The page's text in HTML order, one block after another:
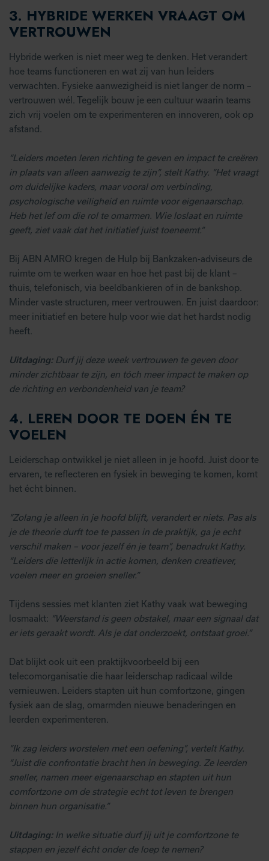
3. HYBRIDE WERKEN VRAAGT OM
VERTROUWEN
Hybride werken is niet meer weg te denken. Het verandert
hoe teams functioneren en wat zij van hun leiders
verwachten. Fysieke aanwezigheid is niet langer de norm –
vertrouwen wél. Tegelijk bouw je een cultuur waarin teams
zich vrij voelen om te experimenteren en innoveren, ook op
afstand.
“Leiders moeten leren richting te geven en impact te creëren
in plaats van alleen aanwezig te zijn”, stelt Kathy. “Het vraagt
om duidelijke kaders, maar vooral om verbinding,
psychologische veiligheid en ruimte voor eigenaarschap.
Heb het lef om die rol te omarmen. Wie loslaat en ruimte
geeft, ziet vaak dat het initiatief juist toeneemt.”
Bij ABN AMRO kregen de Hulp bij Bankzaken-adviseurs de
ruimte om te werken waar en hoe het past bij de klant –
thuis, telefonisch, via beeldbankieren of in de bankshop.
Minder vaste structuren, meer vertrouwen. En juist daardoor:
meer initiatief en betere hulp voor wie dat het hardst nodig
heeft.
Uitdaging: Durf jij deze week vertrouwen te geven door
minder zichtbaar te zijn, en tóch meer impact te maken op
de richting en verbondenheid van je team?
4. LEREN DOOR TE DOEN ÉN TE
VOELEN
Leiderschap ontwikkel je niet alleen in je hoofd. Juist door te
ervaren, te reflecteren en fysiek in beweging te komen, komt
het écht binnen.
“Zolang je alleen in je hoofd blijft, verandert er niets. Pas als
je de theorie durft toe te passen in de praktijk, ga je echt
verschil maken – voor jezelf én je team”, benadrukt Kathy.
“Leiders die letterlijk in actie komen, denken creatiever,
voelen meer en groeien sneller.”
Tijdens sessies met klanten ziet Kathy vaak wat beweging
losmaakt: “Weerstand is geen obstakel, maar een signaal dat
er iets geraakt wordt. Als je dat onderzoekt, ontstaat groei.”
Dat blijkt ook uit een praktijkvoorbeeld bij een
telecomorganisatie die haar leiderschap radicaal wilde
vernieuwen. Leiders stapten uit hun comfortzone, gingen
fysiek aan de slag, omarmden nieuwe benaderingen en
leerden experimenteren.
“Ik zag leiders worstelen met een oefening”, vertelt Kathy.
“Juist die confrontatie bracht hen in beweging. Ze leerden
sneller, namen meer eigenaarschap en stapten uit hun
comfortzone om de strategie echt tot leven te brengen
binnen hun organisatie.”
Uitdaging: In welke situatie durf jij uit je comfortzone te
stappen en jezelf écht onder de loep te nemen?